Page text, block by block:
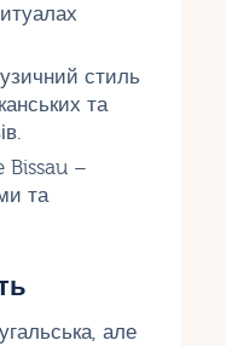
стиль
та
Bissau –
та
але